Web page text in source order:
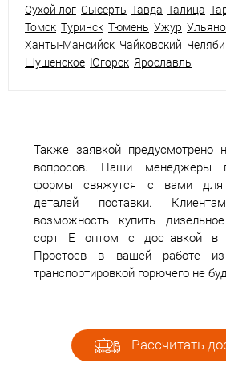
Сухой лог Сысерть Тавда Талица
Томск Туринск Тюмень Ужур
Ханты-Мансийск Чайковский
Шушенское Югорск Ярославль
Также заявкой предусмотрено
вопросов. Наши менеджеры
формы свяжутся с вами для
деталей поставки.
возможность купить
сорт Е оптом с доставкой в
Простоев в вашей работе
транспортировкой горючего не
Рассчитать